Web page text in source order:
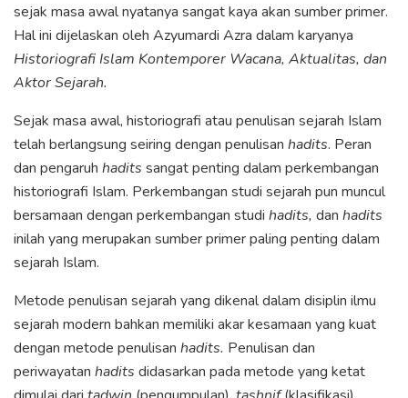
sejak masa awal nyatanya sangat kaya akan sumber primer.
Hal ini dijelaskan oleh Azyumardi Azra dalam karyanya
Historiografi Islam Kontemporer Wacana, Aktualitas, dan
Aktor Sejarah.
Sejak masa awal, historiografi atau penulisan sejarah Islam
telah berlangsung seiring dengan penulisan hadits. Peran
dan pengaruh hadits sangat penting dalam perkembangan
historiografi Islam. Perkembangan studi sejarah pun muncul
bersamaan dengan perkembangan studi hadits, dan hadits
inilah yang merupakan sumber primer paling penting dalam
sejarah Islam.
Metode penulisan sejarah yang dikenal dalam disiplin ilmu
sejarah modern bahkan memiliki akar kesamaan yang kuat
dengan metode penulisan hadits. Penulisan dan
periwayatan hadits didasarkan pada metode yang ketat